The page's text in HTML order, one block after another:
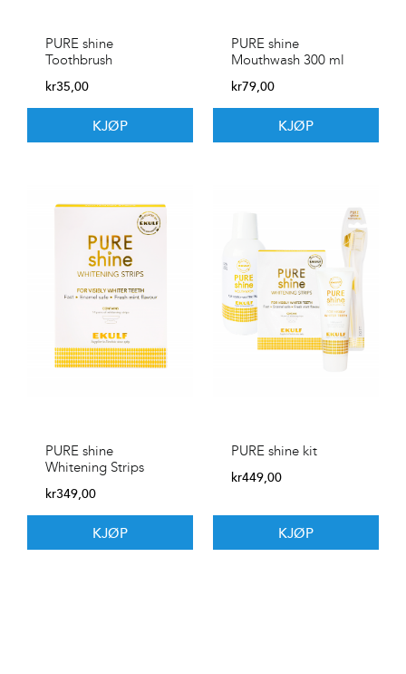
PURE shine
Toothbrush
kr35,00
KJØP
PURE shine
Mouthwash 300 ml
kr79,00
KJØP
PURE shine
Whitening Strips
kr349,00
KJØP
PURE shine kit
kr449,00
KJØP